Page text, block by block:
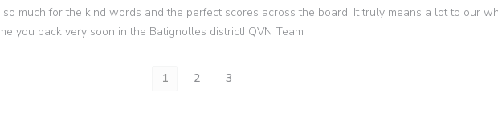
much for the kind words and the perfect scores across the board! It truly means a lot to our
you back very soon in the Batignolles district! QVN Team
1 2 3